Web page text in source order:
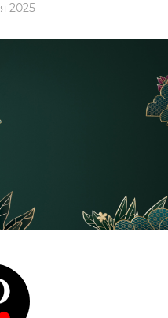
2025